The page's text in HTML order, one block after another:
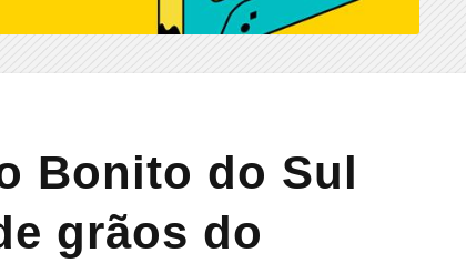
Bonito do Sul
grãos do